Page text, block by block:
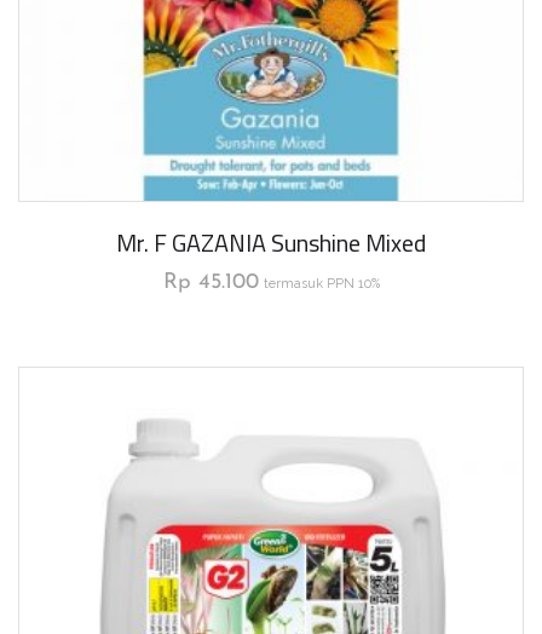
Mr. F GAZANIA Sunshine Mixed
Rp 45.100 termasuk PPN 10%